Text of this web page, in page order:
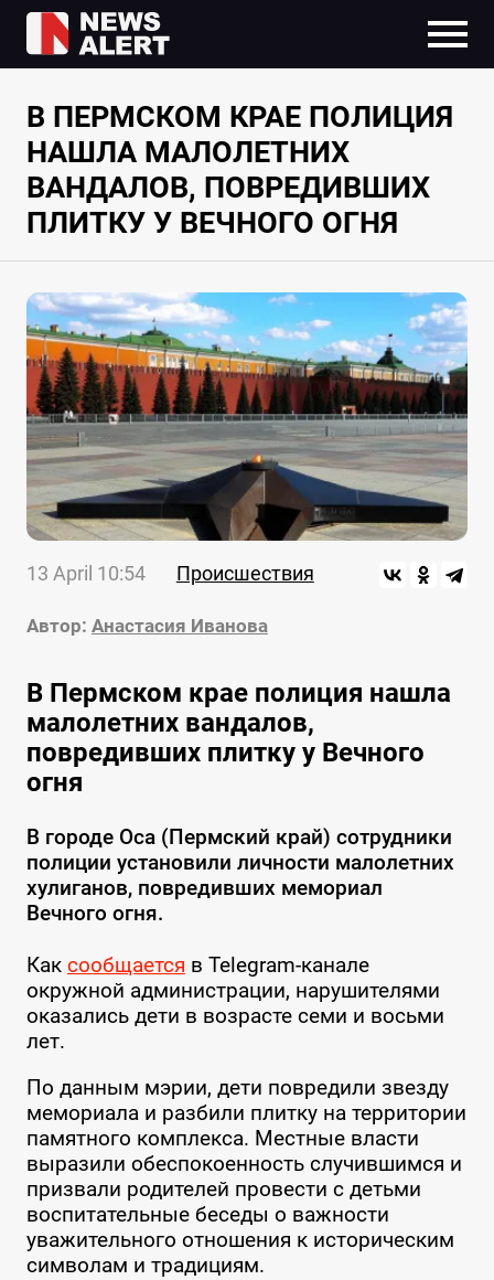
В ПЕРМСКОМ КРАЕ ПОЛИЦИЯ
НАШЛА МАЛОЛЕТНИХ
ВАНДАЛОВ, ПОВРЕДИВШИХ
ПЛИТКУ У ВЕЧНОГО ОГНЯ
13 April 10:54 Происшествия
Автор: Анастасия Иванова
В Пермском крае полиция нашла
малолетних вандалов,
повредивших плитку у Вечного
огня
В городе Оса (Пермский край) сотрудники
полиции установили личности малолетних
хулиганов, повредивших мемориал
Вечного огня.
Как сообщается в Telegram-канале
окружной администрации, нарушителями
оказались дети в возрасте семи и восьми
лет.
По данным мэрии, дети повредили звезду
мемориала и разбили плитку на территории
памятного комплекса. Местные власти
выразили обеспокоенность случившимся и
призвали родителей провести с детьми
воспитательные беседы о важности
уважительного отношения к историческим
символам и традициям.